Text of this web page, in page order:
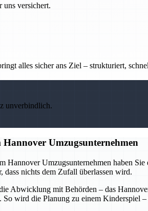
uns versichert.
alles sicher ans Ziel – strukturiert,
unverbindlich.
Hannover Umzugsunternehmen
Umzugsunternehmen haben
dass nichts dem Zufall überlassen wird.
Abwicklung mit Behörden – das
wird die Planung zu einem Kinderspiel